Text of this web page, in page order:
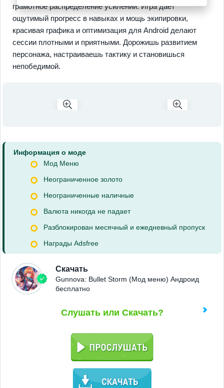
грамотное распределение усилений. Игра дает
ощутимый прогресс в навыках и мощь экипировки,
красивая графика и оптимизация для Android делают
сессии плотными и приятными. Дорожишь развитием
персонажа, настраиваешь тактику и становишься
непобедимой.
Информация о моде
Мод Меню
Неограниченное золото
Неограниченные наличные
Валюта никогда не падает
Разблокирован месячный и ежедневный пропуск
Награды Adsfree
Скачать
Gunnova: Bullet Storm (Мод меню) Андроид
бесплатно
Слушать или Скачать?